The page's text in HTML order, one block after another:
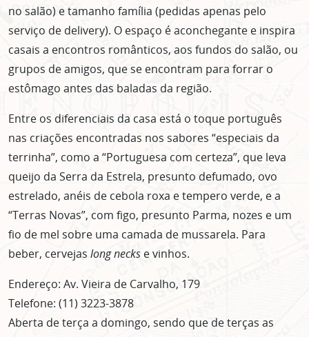
no salão) e tamanho família (pedidas apenas pelo
serviço de delivery). O espaço é aconchegante e inspira
casais a encontros românticos, aos fundos do salão, ou
grupos de amigos, que se encontram para forrar o
estômago antes das baladas da região.
Entre os diferenciais da casa está o toque português
nas criações encontradas nos sabores “especiais da
terrinha”, como a “Portuguesa com certeza”, que leva
queijo da Serra da Estrela, presunto defumado, ovo
estrelado, anéis de cebola roxa e tempero verde, e a
“Terras Novas”, com figo, presunto Parma, nozes e um
fio de mel sobre uma camada de mussarela. Para
beber, cervejas long necks e vinhos.
Endereço: Av. Vieira de Carvalho, 179
Telefone: (11) 3223-3878
Aberta de terça a domingo, sendo que de terças as